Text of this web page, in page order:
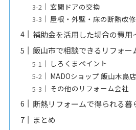
玄関ドアの交換
屋根・外壁・床の断熱改修
補助金を活用した場合の費用
飯山市で相談できるリフォー
しろくまペイント
MADOショップ 飯山木島店
その他のリフォーム会社
断熱リフォームで得られる暮
まとめ